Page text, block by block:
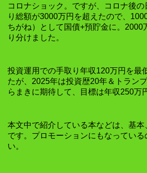
コロナショック。ですが、コロナ後の
り総額が3000万円を超えたので、
ちがね）として国債+預貯金に。2000
り分けました。
投資運用での手取り年収120万円を最
たが、2025年は投資歴20年＆トラン
らまきに期待して、目標は年収250万
本文中で紹介している本などは、基
です。プロモーションにもなっている
い。